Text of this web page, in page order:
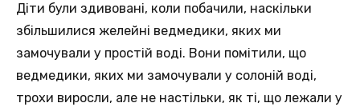
Діти були здивовані, коли побачили, наскільки
збільшилися желейні ведмедики, яких ми
замочували у простій воді. Вони помітили, що
ведмедики, яких ми замочували у солоній воді,
трохи виросли, але не настільки, як ті, що лежали у